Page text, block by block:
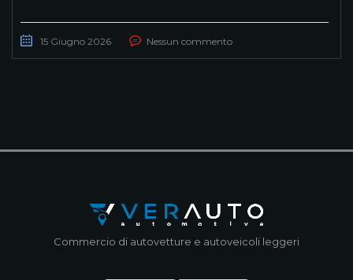
15 Giugno 2026 Nessun commento
Commercio di autovetture e autoveicoli leggeri